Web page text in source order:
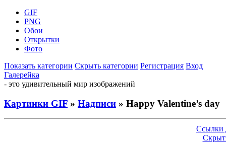
GIF
PNG
Обои
Открытки
Фото
Показать категории Скрыть категории Регистрация Вход
Галерейка
- это удивительный мир изображений
Картинки GIF » Надписи » Happy Valentine’s day
Ссылки